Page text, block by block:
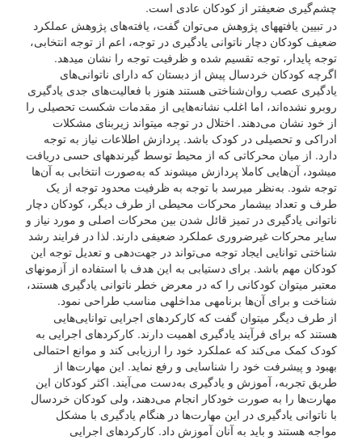
چشم‌گیری ضعیف­تر از کودکان عادی است.
در تبیین یافته­های پژوهش می‌توان گفت، یافته‌های پژوهش عملکرد
ضعیف کودکان دچار ناتوانی یادگیری در توجه، اعم از توجه انتخابی،
توجه پایدار، توجه تقسیم شده و ظرفیت توجه را نشان می­دهد.
اگرچه کودکان خردسال پیش از دبستان که دارای ناتوانی‌های
یادگیری عصب روان‌شناختی هستند هنوز با فعالیت‌های جدی یادگیری
روبرو نشده‌اند، اما اغلب نشانه‌هایی از مقدمات شکست تحصیلی را
از خود نشان می‌دهند. اختلال در توجه می­تواند زیربنای مشکلات
ادراکی و تحصیلی در کودک باشد. پردازش اطلاعات نیاز به توجه
دارد. از میان محرکاتی که از محیط توسط گیرنده­های حسی دریافت
می­شود، آن‌هایی کاملا پردازش می­شوند که به‌صورت انتخابی به آن‌ها
توجه شود. به‌نظر می­رسد با توجه به ظرفیت محدود توجه از یک
طرف و تعداد بی­شمار محرکات محیطی از طرف دیگر، کودکان دچار
ناتوانی یادگیری در تمیز قائل شدن بین محرکات اصلی و مورد نیاز و
سایر محرکات غیرضروری عملکرد ضعیفی دارند. لذا در فرایند رشد
شناختی توانایی ایجاد توجه می‌تواند در جهت‌دهی و تعدیل توجه این
کودکان مهم باشد. برای دست­یابی به این هدف با استفاده از آزمون­های
معتبر می­توان کودکانی را که در معرض خطر ناتوانی یادگیری هستند،
شناخت و برای آن‌ها برنامه­ی مداخله­ی مناسب طراحی نمود.
از طرف دیگر می­توان گفت که کارکردهای اجرایی توانایی‌هایی
هستند که برای فرآیند یادگیری اهمیت دارند. کارکردهای اجرایی به
کودک کمک می‌کند که عملکرد خود را ارزیابی کند و موانع احتمالی
بهبود و پیشرفت خود را شناسایی و رفع نماید. این مهارت‌ها از
طریق تجربه، آموزش و یادگیری به‌دست می‌آیند. اکثر کودکان این
مهارت‌ها را به صورت خودکار انجام می‌دهند، ولی کودکان خردسال
با ناتوانی یادگیری در این مهارت‌ها در هنگام یادگیری با مشکل
مواجه هستند و باید به آنان آموزش داد. کارکردهای اجرایی